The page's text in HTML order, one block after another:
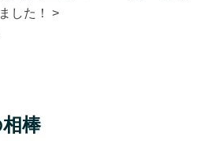
した！
棒